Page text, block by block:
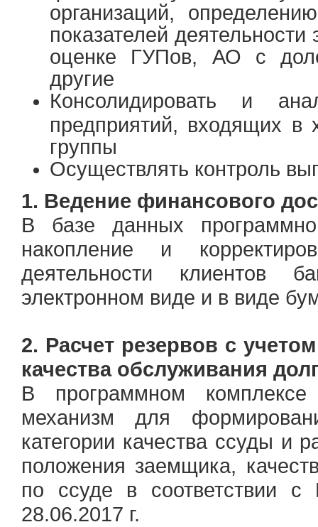
организаций,
показателей
оценке ГУПов, АО с
другие
Консолидировать и
предприятий, входящих
группы
Осуществлять контроль
1. Ведение финансового
В базе данных
накопление и
деятельности клиентов
электронном виде и в виде
2. Расчет резервов с
качества обслуживания
В программном комплексе
механизм для
категории качества ссуды и
положения заемщика,
по ссуде в соответствии
28.06.2017 г.